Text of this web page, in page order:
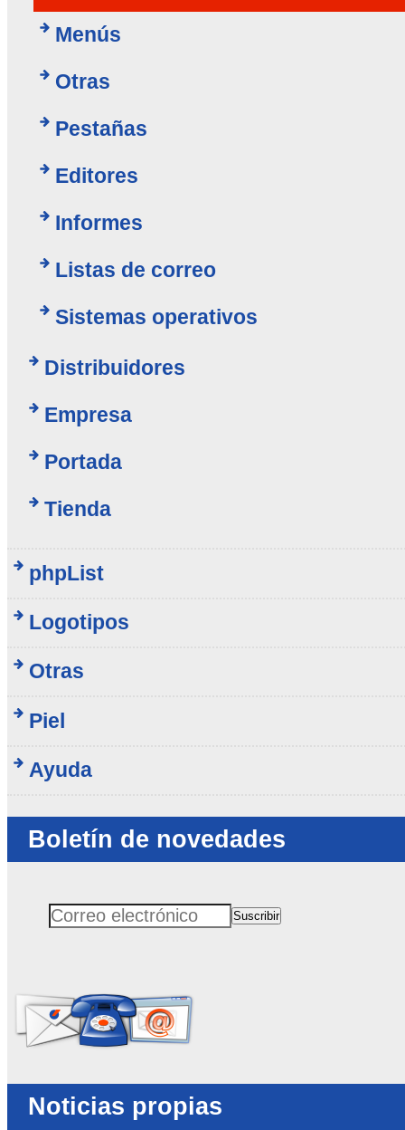
Menús
Otras
Pestañas
Editores
Informes
Listas de correo
Sistemas operativos
Distribuidores
Empresa
Portada
Tienda
phpList
Logotipos
Otras
Piel
Ayuda
Boletín de novedades
Correo electrónicoSuscribir
Noticias propias